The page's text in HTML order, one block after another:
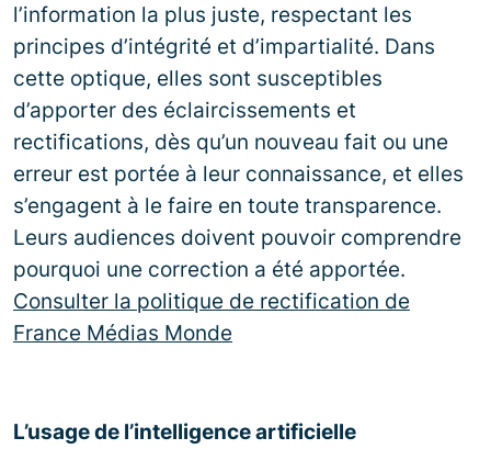
l’information la plus juste, respectant les
principes d’intégrité et d’impartialité. Dans
cette optique, elles sont susceptibles
d’apporter des éclaircissements et
rectifications, dès qu’un nouveau fait ou une
erreur est portée à leur connaissance, et elles
s’engagent à le faire en toute transparence.
Leurs audiences doivent pouvoir comprendre
pourquoi une correction a été apportée.
Consulter la politique de rectification de
France Médias Monde
L’usage de l’intelligence artificielle